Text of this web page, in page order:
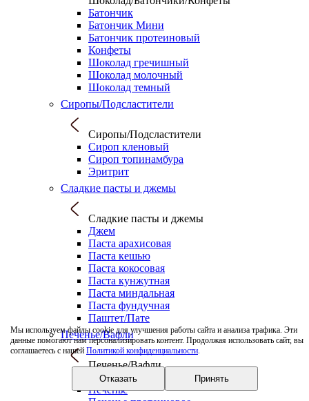
Мы используем файлы cookie для улучшения работы сайта и анализа трафика. Эти
данные помогают нам персонализировать контент. Продолжая использовать сайт, вы
соглашаетесь с нашей Политикой конфиденциальности.
Отказать Принять
Батончик
Батончик Мини
Батончик протеиновый
Конфеты
Шоколад гречишный
Шоколад молочный
Шоколад темный
Сиропы/Подсластители
Сиропы/Подсластители
Сироп кленовый
Сироп топинамбура
Эритрит
Сладкие пасты и джемы
Сладкие пасты и джемы
Джем
Паста арахисовая
Паста кешью
Паста кокосовая
Паста кунжутная
Паста миндальная
Паста фундучная
Паштет/Пате
Печенье/Вафли
Печенье/Вафли
Вафли
Печенье